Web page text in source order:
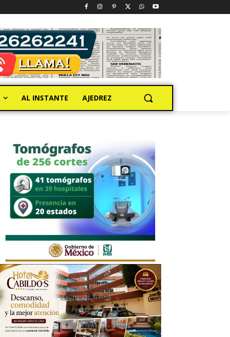
AL INSTANTE AJEDREZ